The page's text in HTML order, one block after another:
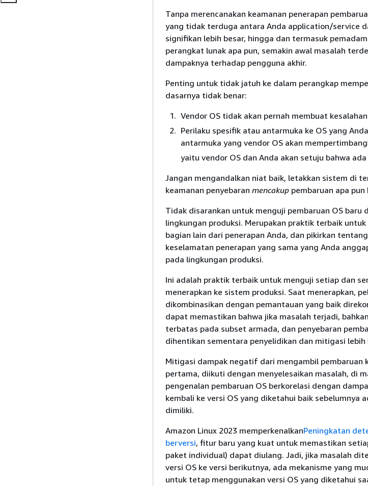
Tanpa merencanakan keamanan penerapan
yang tidak terduga antara Anda application/service
signifikan lebih besar, hingga dan termasuk
perangkat lunak apa pun, semakin awal masalah
dampaknya terhadap pengguna akhir.
Penting untuk tidak jatuh ke dalam perangkap
dasarnya tidak benar:
Vendor OS tidak akan pernah membuat
Perilaku spesifik atau antarmuka ke OS yang
antarmuka yang vendor OS akan
yaitu vendor OS dan Anda akan setuju bahwa
Jangan mengandalkan niat baik, letakkan sistem di
keamanan penyebaran mencakup pembaruan apa pun
Tidak disarankan untuk menguji pembaruan OS baru
lingkungan produksi. Merupakan praktik terbaik
bagian lain dari penerapan Anda, dan pikirkan
keselamatan penerapan yang sama yang Anda
pada lingkungan produksi.
Ini adalah praktik terbaik untuk menguji setiap dan
menerapkan ke sistem produksi. Saat menerapkan,
dikombinasikan dengan pemantauan yang baik
dapat memastikan bahwa jika masalah terjadi,
terbatas pada subset armada, dan penyebaran
dihentikan sementara penyelidikan dan mitigasi
Mitigasi dampak negatif dari mengambil pembaruan
pertama, diikuti dengan menyelesaikan masalah, di
pengenalan pembaruan OS berkorelasi dengan
kembali ke versi OS yang diketahui baik sebelumnya
dimiliki.
Amazon Linux 2023 memperkenalkanPeningkatan
berversi, fitur baru yang kuat untuk memastikan
paket individual) dapat diulang. Jadi, jika masalah
versi OS ke versi berikutnya, ada mekanisme yang
untuk tetap menggunakan versi OS yang diketahui